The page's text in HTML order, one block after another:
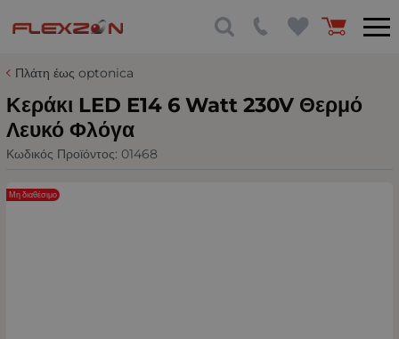
Πλάτη έως optonica
Κεράκι LED E14 6 Watt 230V Θερμό
Λευκό Φλόγα
Κωδικός Προϊόντος: 01468
Μη διαθέσιμο